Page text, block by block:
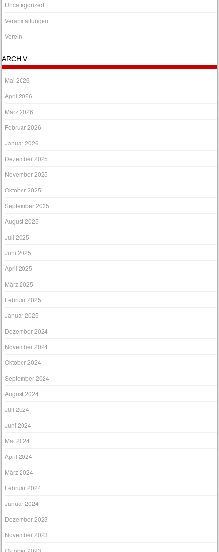
Uncategorized
Veranstaltungen
Verein
ARCHIV
Mai 2026
April 2026
März 2026
Februar 2026
Januar 2026
Dezember 2025
November 2025
Oktober 2025
September 2025
August 2025
Juli 2025
Juni 2025
April 2025
März 2025
Februar 2025
Januar 2025
Dezember 2024
November 2024
Oktober 2024
September 2024
August 2024
Juli 2024
Juni 2024
Mai 2024
April 2024
März 2024
Februar 2024
Januar 2024
Dezember 2023
November 2023